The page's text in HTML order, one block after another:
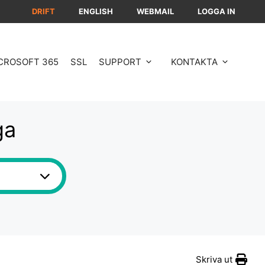
DRIFT ENGLISH WEBMAIL LOGGA IN
365 SSL SUPPORT KONTAKTA
Skriva ut